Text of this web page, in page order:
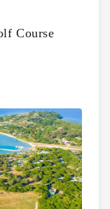
Course